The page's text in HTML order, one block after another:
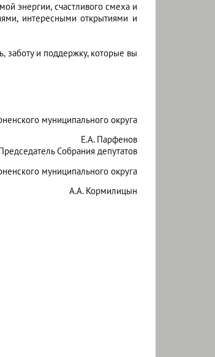
энергии, счастливого смеха и
интересными открытиями и
и поддержку, которые вы
муниципального округа
Е.А. Парфенов
Собрания депутатов
муниципального округа
А.А. Кормилицын